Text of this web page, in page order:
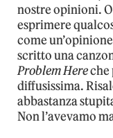
nostre opinioni.
esprimere
come
scritto una
Problem Hereche
diffusissima.
abbastanza
Non l’avevamo